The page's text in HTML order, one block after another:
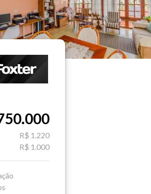
R$ 1.220
R$ 1.000